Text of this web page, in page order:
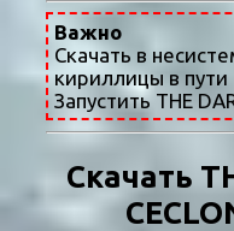
Важно
Скачать в
кириллицы в пути
Запустить THE
Скачать